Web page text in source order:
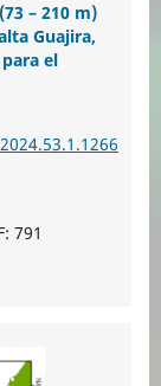
– 210 m)
Guajira,
el
791